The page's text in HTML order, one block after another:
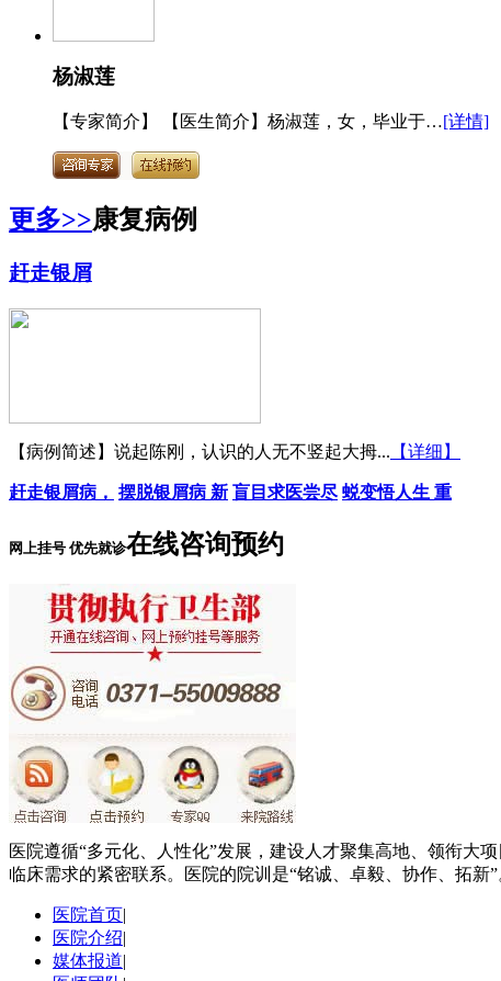
杨淑莲
【专家简介】 【医生简介】杨淑莲，女，毕业于…[详情]
更多>>康复病例
赶走银屑
【病例简述】说起陈刚，认识的人无不竖起大拇... 【详细】
赶走银屑病， 摆脱银屑病 新 盲目求医尝尽 蜕变悟人生 重
网上挂号 优先就诊在线咨询预约
医院遵循“多元化、人性化”发展，建设人才聚集高地、领衔大
临床需求的紧密联系。医院的院训是“铭诚、卓毅、协作、拓新”
医院首页|
医院介绍|
媒体报道|